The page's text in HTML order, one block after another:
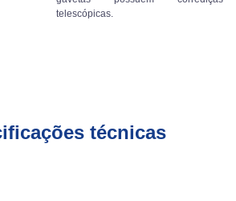
telescópicas.
técnicas